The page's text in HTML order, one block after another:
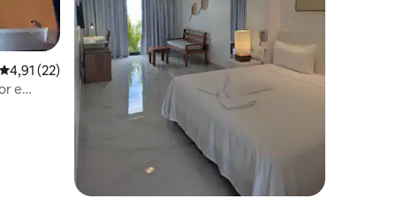
4,91 de uma avaliação média de 5, 22 avaliações
4,91 (22)
e